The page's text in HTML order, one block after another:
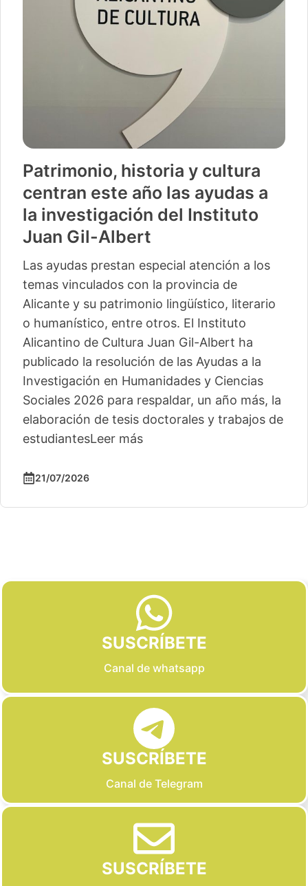
Patrimonio, historia y cultura
centran este año las ayudas a
la investigación del Instituto
Juan Gil-Albert
Las ayudas prestan especial atención a los
temas vinculados con la provincia de
Alicante y su patrimonio lingüístico, literario
o humanístico, entre otros. El Instituto
Alicantino de Cultura Juan Gil-Albert ha
publicado la resolución de las Ayudas a la
Investigación en Humanidades y Ciencias
Sociales 2026 para respaldar, un año más, la
elaboración de tesis doctorales y trabajos de
estudiantesLeer más
21/07/2026
SUSCRÍBETE
Canal de whatsapp
SUSCRÍBETE
Canal de Telegram
SUSCRÍBETE